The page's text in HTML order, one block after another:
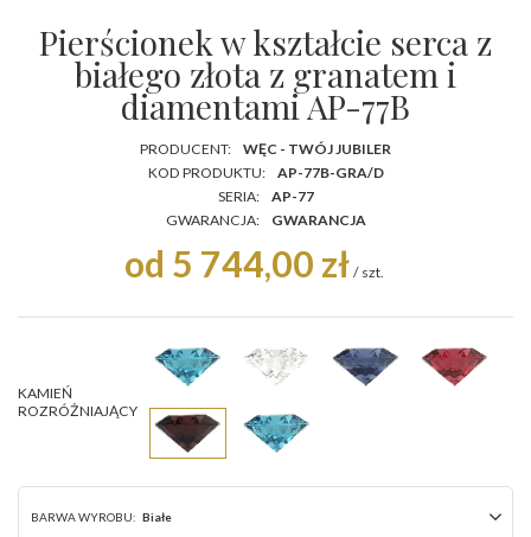
Pierścionek w kształcie serca z
białego złota z granatem i
diamentami AP-77B
PRODUCENT:
WĘC - TWÓJ JUBILER
KOD PRODUKTU:
AP-77B-GRA/D
SERIA:
AP-77
GWARANCJA:
GWARANCJA
od 5 744,00 zł / szt.
KAMIEŃ
ROZRÓŻNIAJĄCY
BARWA WYROBU: Białe